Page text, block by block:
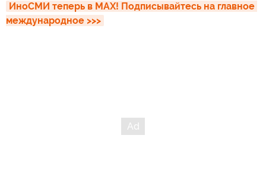
ИноСМИ теперь в MAX! Подписывайтесь на главное
международное >>>